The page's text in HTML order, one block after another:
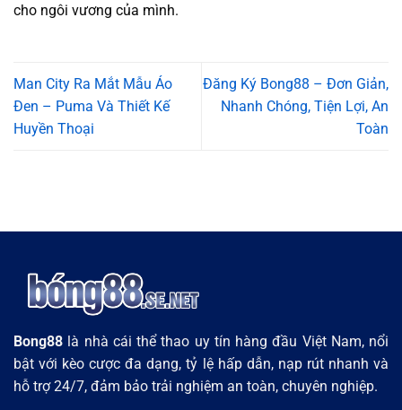
cho ngôi vương của mình.
Man City Ra Mắt Mẫu Áo
Đen – Puma Và Thiết Kế
Huyền Thoại
Đăng Ký Bong88 – Đơn Giản,
Nhanh Chóng, Tiện Lợi, An
Toàn
Bong88 là nhà cái thể thao uy tín hàng đầu Việt Nam, nổi
bật với kèo cược đa dạng, tỷ lệ hấp dẫn, nạp rút nhanh và
hỗ trợ 24/7, đảm bảo trải nghiệm an toàn, chuyên nghiệp.